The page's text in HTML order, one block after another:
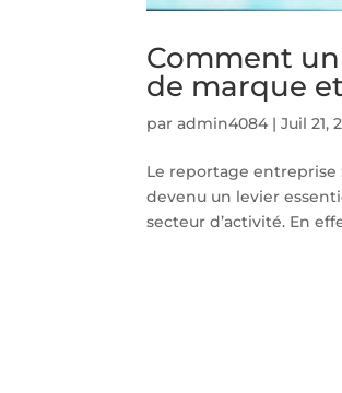
Comment
de marque
paradmin4084 |Juil 21,
Le reportage
devenu un levier
secteur d’activité. En